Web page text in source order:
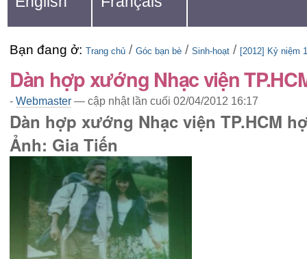
đến
mục
định
hướng
Bạn đang ở: Trang chủ / Góc bạn bè / Sinh-hoạt / [2012] Kỷ niệm
Dàn hợp xướng Nhạc viện
- Webmaster — cập nhật lần cuối 02/04/2012 16:17
Dàn hợp xướng Nhạc viện TP.HCM
Ảnh: Gia Tiến